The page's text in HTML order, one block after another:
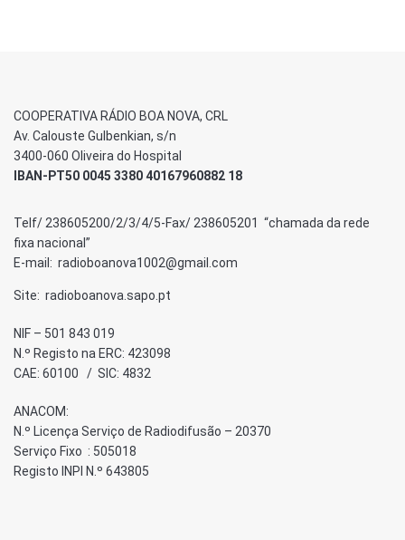
COOPERATIVA RÁDIO BOA NOVA, CRL
Av. Calouste Gulbenkian, s/n
3400-060 Oliveira do Hospital
IBAN-PT50 0045 3380 40167960882 18
Telf/ 238605200/2/3/4/5-Fax/ 238605201 “chamada da rede
fixa nacional”
E-mail: radioboanova1002@gmail.com
Site: radioboanova.sapo.pt
NIF – 501 843 019
N.º Registo na ERC: 423098
CAE: 60100 / SIC: 4832
ANACOM:
N.º Licença Serviço de Radiodifusão – 20370
Serviço Fixo : 505018
Registo INPI N.º 643805